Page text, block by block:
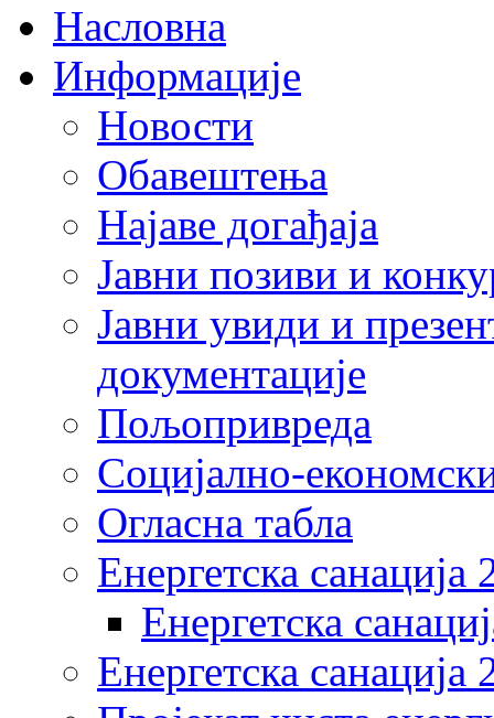
Насловна
Информације
Новости
Обавештења
Најаве догађаја
Јавни позиви и
Јавни увиди и
документације
Пољопривреда
Социјално-
Огласна табла
Енергетска санација
Енергетска
Енергетска